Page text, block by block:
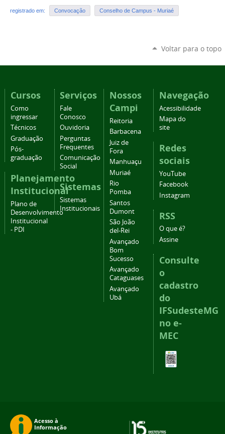
registrado em: Convocação Conselho de Campus - Muriaé
Voltar para o topo
Cursos
Como
ingressar
Técnicos
Graduação
Pós-
graduação
Planejamento
Institucional
Plano de
Desenvolvimento
Institucional
- PDI
Serviços
Fale
Conosco
Ouvidoria
Perguntas
Frequentes
Comunicação
Social
Sistemas
Sistemas
Institucionais
Nossos
Campi
Reitoria
Barbacena
Juiz de
Fora
Manhuaçu
Muriaé
Rio
Pomba
Santos
Dumont
São João
del-Rei
Avançado
Bom
Sucesso
Avançado
Cataguases
Avançado
Ubá
Navegação
Acessibilidade
Mapa do
site
Redes
sociais
YouTube
Facebook
Instagram
RSS
O que é?
Assine
Consulte
o
cadastro
do
IFSudesteMG
no e-
MEC